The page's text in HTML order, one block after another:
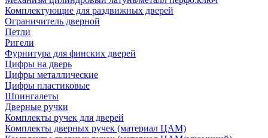
Комплектующие для раздвижных дверей
Ограничитель дверной
Петли
Ригели
Фурнитура для финских дверей
Цифры на дверь
Цифры металлические
Цифры пластиковые
Шпингалеты
Дверные ручки
Комплекты ручек для дверей
Комплекты дверных ручек (материал ЦАМ)